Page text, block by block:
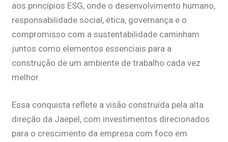
aos princípios ESG, onde o desenvolvimento humano,
responsabilidade social, ética, governança e o
compromisso com a sustentabilidade caminham
juntos como elementos essenciais para a
construção de um ambiente de trabalho cada vez
melhor.
Essa conquista reflete a visão construída pela alta
direção da Jaepel, com investimentos direcionados
para o crescimento da empresa com foco em